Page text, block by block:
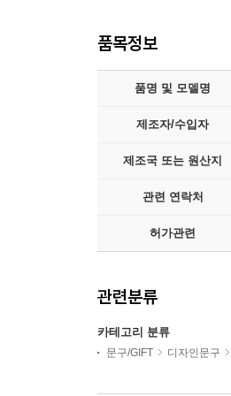
품목정보
품명 및 모델명
제조자/수입자
제조국 또는 원산지
관련 연락처
허가관련
관련분류
카테고리 분류
문구/GIFT 디자인문구